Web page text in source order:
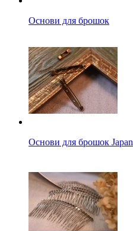
Основи для брошок
Основи для брошок Japan